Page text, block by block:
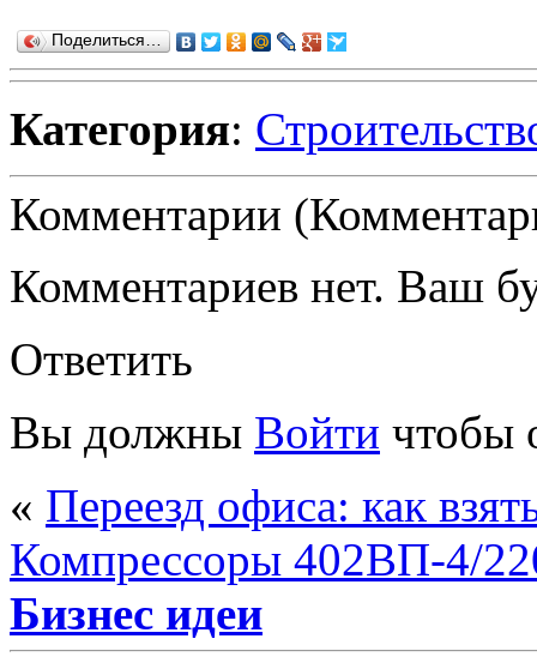
Поделиться…
Категория:
Комментарии
Комментариев нет. Ваш
Ответить
Вы должны Войти чтобы
« Переезд офиса: как
Компрессоры 402ВП-4/
Бизнес идеи